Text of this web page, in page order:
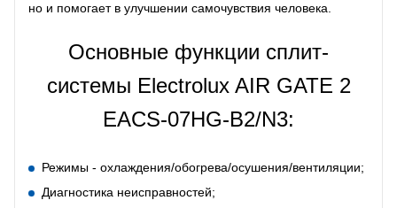
но и помогает в улучшении самочувствия человека.
Основные функции сплит-
системы Electrolux AIR GATE 2
EACS-07HG-В2/N3:
Режимы - охлаждения/обогрева/осушения/вентиляции;
Диагностика неисправностей;